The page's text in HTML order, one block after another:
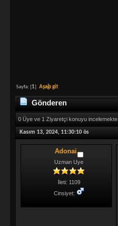
Sayfa: [1]Aşağı git
Gönderen
0 Üye ve 1 Ziyaretçi konuyu incelemekte.
Kasım 13, 2024, 11:30:10 ös
Adonai
Uzman Uye
İleti: 1109
Cinsiyet: